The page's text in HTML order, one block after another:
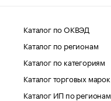
Каталог по ОКВЭД
Каталог по регионам
Каталог по категориям
Каталог торговых марок
Каталог ИП по регионам